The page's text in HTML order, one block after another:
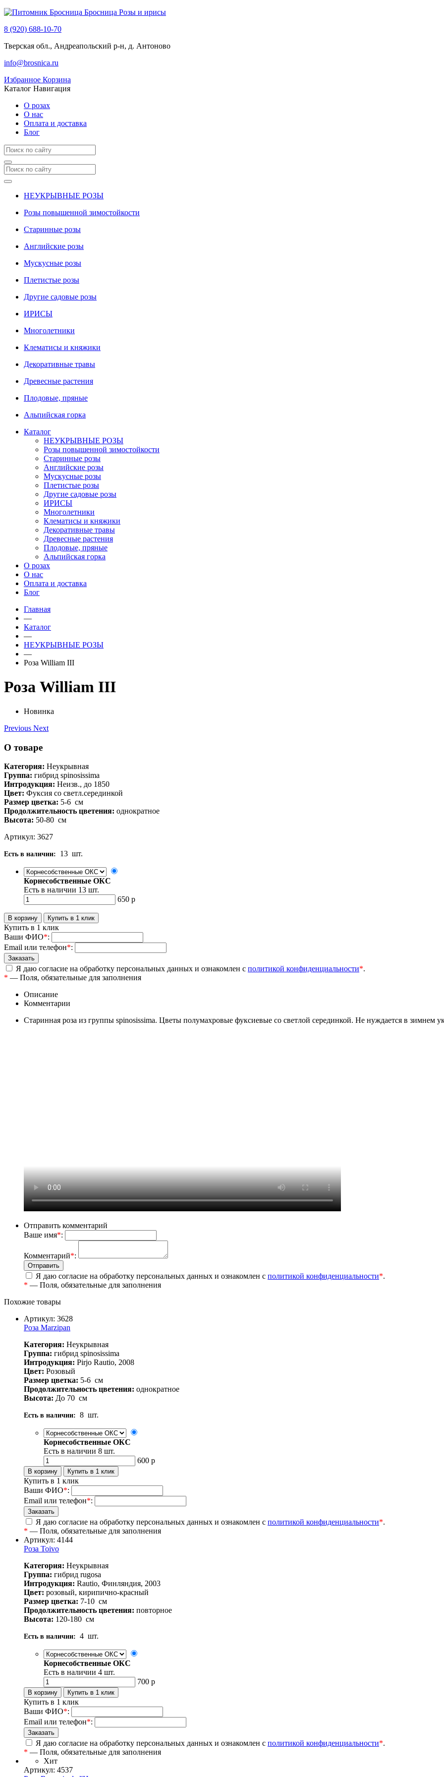
Бросница Розы и ирисы
8 (920) 688-10-70
Тверская обл., Андреапольский р-н, д. Антоново
info@brosnica.ru
Избранное Корзина
Каталог Навигация
О розах
О нас
Оплата и доставка
Блог
НЕУКРЫВНЫЕ РОЗЫ
Розы повышенной зимостойкости
Старинные розы
Английские розы
Мускусные розы
Плетистые розы
Другие садовые розы
ИРИСЫ
Многолетники
Клематисы и княжики
Декоративные травы
Древесные растения
Плодовые, пряные
Альпийская горка
Каталог
НЕУКРЫВНЫЕ РОЗЫ
Розы повышенной зимостойкости
Старинные розы
Английские розы
Мускусные розы
Плетистые розы
Другие садовые розы
ИРИСЫ
Многолетники
Клематисы и княжики
Декоративные травы
Древесные растения
Плодовые, пряные
Альпийская горка
О розах
О нас
Оплата и доставка
Блог
Главная
—
Каталог
—
НЕУКРЫВНЫЕ РОЗЫ
—
Роза William III
Роза William III
Новинка
Previous Next
О товаре
Категория: Неукрывная
Группа: гибрид spinosissima
Интродукция: Неизв., до 1850
Цвет: Фуксия со светл.серединкой
Размер цветка: 5-6 см
Продолжительность цветения: однократное
Высота: 50-80 см
Артикул: 3627
Есть в наличии: 13 шт.
Корнесобственные ОКС
Есть в наличии 13 шт.
650 р
Купить в 1 клик
Ваши ФИО*:
Email или телефон*:
Я даю согласие на обработку персональных данных и ознакомлен с политикой конфиденциальности*.
* — Поля, обязательные для заполнения
Описание
Комментарии
Старинная роза из группы spinosissima. Цветы полумахровые фуксиевые со светлой серединкой. Не нуждается в зимнем
Отправить комментарий
Ваше имя*:
Комментарий*:
Я даю согласие на обработку персональных данных и ознакомлен с политикой конфиденциальности*.
* — Поля, обязательные для заполнения
Похожие товары
Артикул: 3628
Роза Marzipan
Категория: Неукрывная
Группа: гибрид spinosissima
Интродукция: Pirjo Rautio, 2008
Цвет: Розовый
Размер цветка: 5-6 см
Продолжительность цветения: однократное
Высота: До 70 см
Есть в наличии: 8 шт.
Корнесобственные ОКС
Есть в наличии 8 шт.
600 р
Купить в 1 клик
Ваши ФИО*:
Email или телефон*:
Я даю согласие на обработку персональных данных и ознакомлен с политикой конфиденциальности*.
* — Поля, обязательные для заполнения
Артикул: 4144
Роза Toivo
Категория: Неукрывная
Группа: гибрид rugosa
Интродукция: Rautio, Финляндия, 2003
Цвет: розовый, кирипично-красный
Размер цветка: 7-10 см
Продолжительность цветения: повторное
Высота: 120-180 см
Есть в наличии: 4 шт.
Корнесобственные ОКС
Есть в наличии 4 шт.
700 р
Купить в 1 клик
Ваши ФИО*:
Email или телефон*:
Я даю согласие на обработку персональных данных и ознакомлен с политикой конфиденциальности*.
* — Поля, обязательные для заполнения
Хит
Артикул: 4537